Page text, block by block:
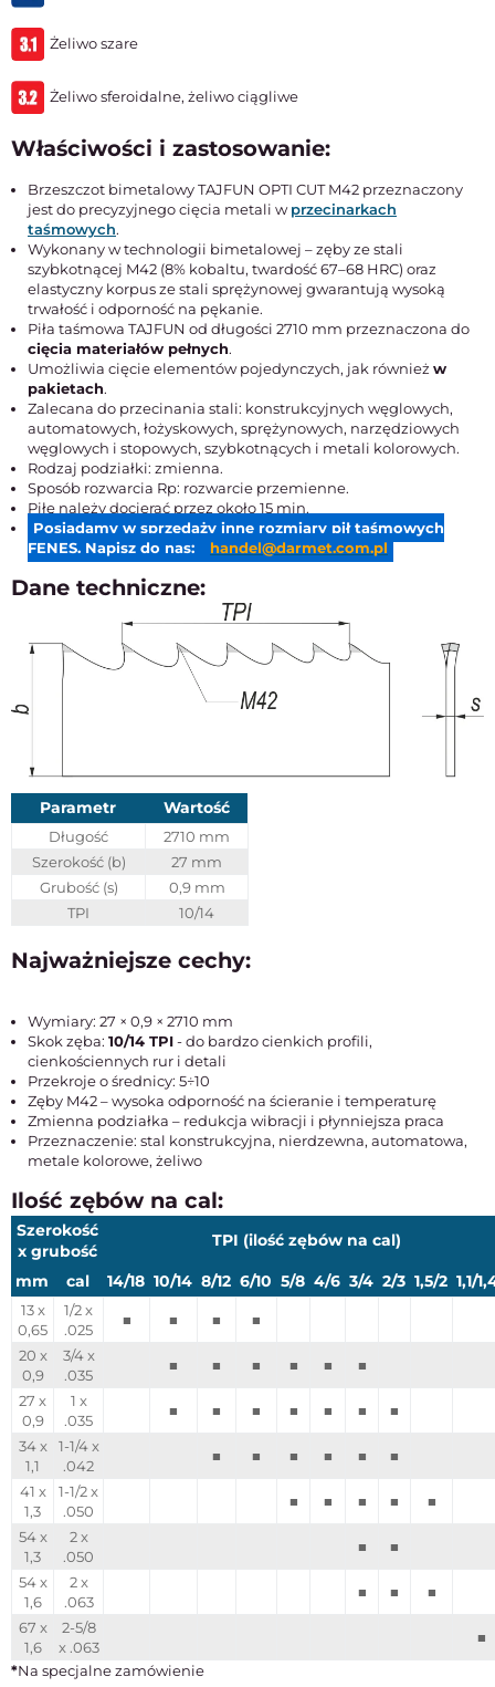
Żeliwo szare
Żeliwo sferoidalne, żeliwo ciągliwe
Właściwości i zastosowanie:
Brzeszczot bimetalowy TAJFUN OPTI CUT M42 przeznaczony
jest do precyzyjnego cięcia metali wprzecinarkach
taśmowych.
Wykonany w technologii bimetalowej – zęby ze stali
szybkotnącej M42 (8% kobaltu, twardość 67–68 HRC) oraz
elastyczny korpus ze stali sprężynowej gwarantują wysoką
trwałość i odporność na pękanie.
Piła taśmowa TAJFUN od długości 2710 mm przeznaczona do
cięcia materiałów pełnych.
Umożliwia cięcie elementów pojedynczych, jak również w
pakietach.
Zalecana do przecinania stali: konstrukcyjnych węglowych,
automatowych, łożyskowych, sprężynowych, narzędziowych
węglowych i stopowych, szybkotnących i metali kolorowych.
Rodzaj podziałki: zmienna.
Sposób rozwarcia Rp: rozwarcie przemienne.
Piłę należy docierać przez około 15 min.
Posiadamy w sprzedaży inne rozmiary pił taśmowych
FENES. Napisz do nas:
handel@darmet.com.pl
Dane techniczne:
Parametr Wartość
Długość
2710 mm
Szerokość (b)
27 mm
Grubość (s)
0,9 mm
TPI
10/14
Najważniejsze cechy:
Wymiary: 27 × 0,9 × 2710 mm
Skok zęba: 10/14 TPI- do bardzo cienkich profili,
cienkościennych rur i detali
Przekroje o średnicy: 5÷10
Zęby M42 – wysoka odporność na ścieranie i temperaturę
Zmienna podziałka – redukcja wibracji i płynniejsza praca
Przeznaczenie: stal konstrukcyjna, nierdzewna, automatowa,
metale kolorowe, żeliwo
Ilość zębów na cal:
Szerokość
x grubość
TPI (ilość zębów na cal)
mm cal 14/18 10/14 8/12 6/10 5/8 4/6 3/4 2/3 1,5/2 1,1/
13 x
0,65
1/2 x
.025
■ ■ ■
■
20 x
0,9
3/4 x
.035
■ ■ ■ ■ ■
■
27 x
0,9
1 x
.035
■ ■ ■ ■ ■ ■
■
34 x
1,1
1-1/4 x
.042
■ ■ ■ ■ ■
■
41 x
1,3
1-1/2 x
.050
■ ■ ■ ■
■
54 x
1,3
2 x
.050
■
■
54 x
1,6
2 x
.063
■ ■
■
67 x
1,6
2-5/8
x .063
■
*Na specjalne zamówienie